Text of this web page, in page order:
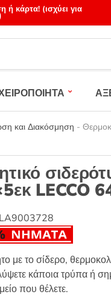
κάρτα! (ισχύει για
και Διακόσμηση -
LECCO
LA9003728
με το σίδερο,
κάποια τρύπα ή
που θέλετε.